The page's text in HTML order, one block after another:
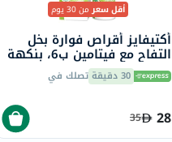
أقل سعرمن 30 يوم
أكتيفايز أقراص فوارة بخل
التفاح مع فيتامين ب6، بنكهة
الحمضيات، حزمة من 20
30 دقيقة تصلك في
28
35